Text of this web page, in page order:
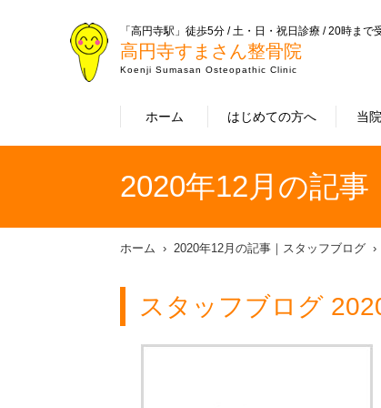
「高円寺駅」徒歩5分 / 土・日・祝日診療 / 20時まで
高円寺すまさん整骨院
Koenji Sumasan Osteopathic Clinic
ホーム はじめての方へ 当
2020年12月の記
ホーム 2020年12月の記事｜スタッフブログ
スタッフブログ